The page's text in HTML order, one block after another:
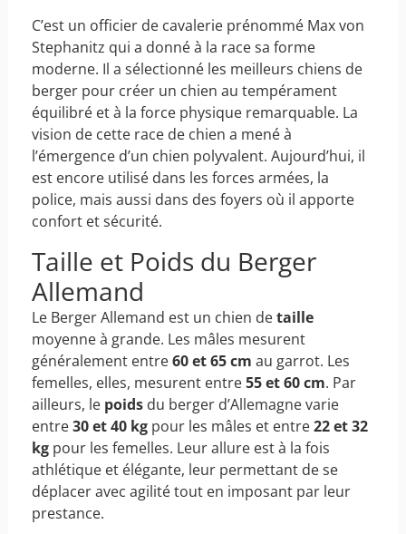
C’est un officier de cavalerie prénommé Max von
Stephanitz qui a donné à la race sa forme
moderne. Il a sélectionné les meilleurs chiens de
berger pour créer un chien au tempérament
équilibré et à la force physique remarquable. La
vision de cette race de chien a mené à
l’émergence d’un chien polyvalent. Aujourd’hui, il
est encore utilisé dans les forces armées, la
police, mais aussi dans des foyers où il apporte
confort et sécurité.
Taille et Poids du Berger
Allemand
Le Berger Allemand est un chien detaille
moyenne à grande. Les mâles mesurent
généralement entre60 et 65 cm au garrot. Les
femelles, elles, mesurent entre55 et 60 cm. Par
ailleurs, le poidsdu berger d’Allemagne varie
entre30 et 40 kgpour les mâles et entre22 et 32
kgpour les femelles. Leur allure est à la fois
athlétique et élégante, leur permettant de se
déplacer avec agilité tout en imposant par leur
prestance.